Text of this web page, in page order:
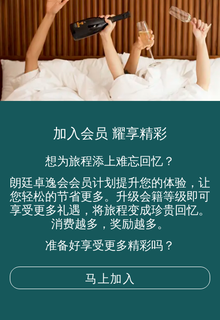
加入会员 耀享精彩
想为旅程添上难忘回忆？
朗廷卓逸会会员计划提升您的体验，让
您轻松的节省更多。升级会籍等级即可
享受更多礼遇，将旅程变成珍贵回忆。
消费越多，奖励越多。
准备好享受更多精彩吗？
马上加入